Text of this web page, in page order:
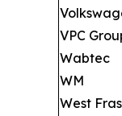
VPC
Wabtec
WM
West